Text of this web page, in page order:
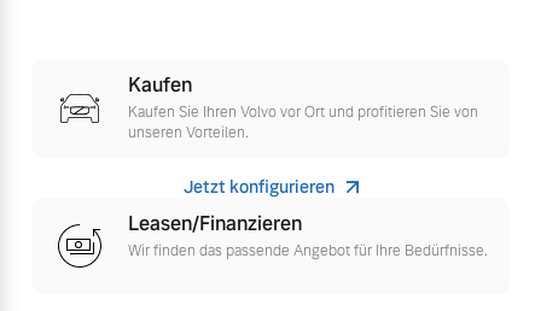
Kaufen
Kaufen Sie Ihren Volvo vor Ort und profitieren Sie von
unseren Vorteilen.
Jetzt konfigurieren
Leasen/Finanzieren
Wir finden das passende Angebot für Ihre Bedürfnisse.